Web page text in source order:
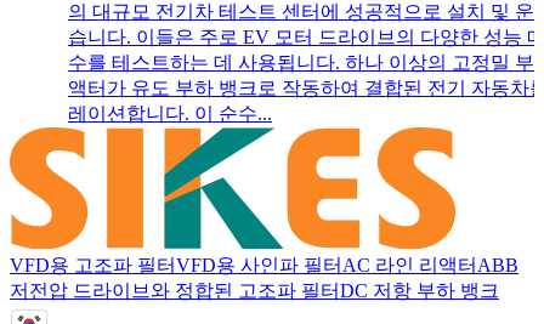
의 대규모 전기차 테스트 센터에 성공적으로 설치 및 운
습니다. 이들은 주로 EV 모터 드라이브의 다양한 성능
수를 테스트하는 데 사용됩니다. 하나 이상의 고정밀 부
액터가 유도 부하 뱅크로 작동하여 결합된 전기 자동차
레이션합니다. 이 순수...
VFD용 고조파 필터VFD용 사인파 필터 AC 라인 리액터 ABB
저전압 드라이브와 정합된 고조파 필터DC 저항 부하 뱅크